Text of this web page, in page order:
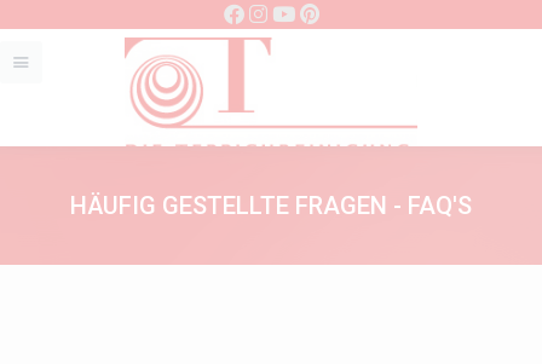
HÄUFIG GESTELLTE FRAGEN - FAQ'S